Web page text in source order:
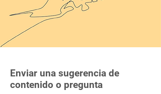
Enviar una sugerencia de
contenido o pregunta